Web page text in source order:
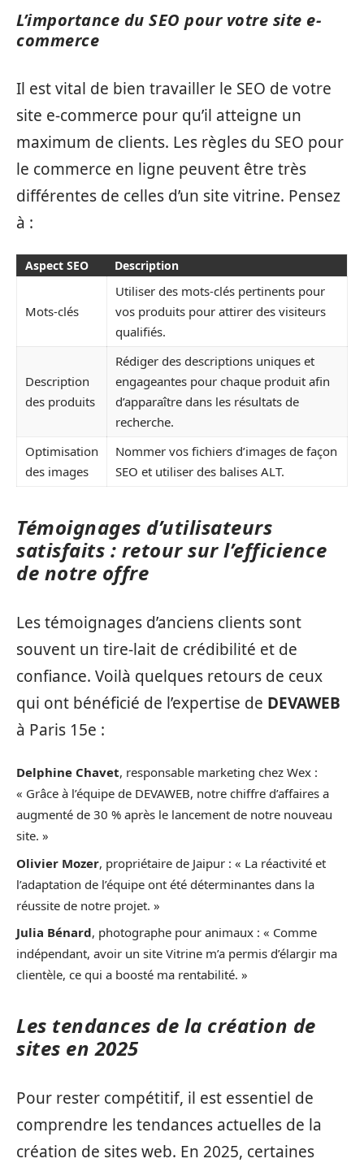
L’importance du SEO pour votre site e-
commerce
Il est vital de bien travailler le SEO de votre
site e-commerce pour qu’il atteigne un
maximum de clients. Les règles du SEO pour
le commerce en ligne peuvent être très
différentes de celles d’un site vitrine. Pensez
à :
Aspect SEO Description
Mots-clés
Utiliser des mots-clés pertinents pour
vos produits pour attirer des visiteurs
qualifiés.
Description
des produits
Rédiger des descriptions uniques et
engageantes pour chaque produit afin
d’apparaître dans les résultats de
recherche.
Optimisation
des images
Nommer vos fichiers d’images de façon
SEO et utiliser des balises ALT.
Témoignages d’utilisateurs
satisfaits : retour sur l’efficience
de notre offre
Les témoignages d’anciens clients sont
souvent un tire-lait de crédibilité et de
confiance. Voilà quelques retours de ceux
qui ont bénéficié de l’expertise de DEVAWEB
à Paris 15e :
Delphine Chavet, responsable marketing chez Wex :
« Grâce à l’équipe de DEVAWEB, notre chiffre d’affaires a
augmenté de 30 % après le lancement de notre nouveau
site. »
Olivier Mozer, propriétaire de Jaipur : « La réactivité et
l’adaptation de l’équipe ont été déterminantes dans la
réussite de notre projet. »
Julia Bénard, photographe pour animaux : « Comme
indépendant, avoir un site Vitrine m’a permis d’élargir ma
clientèle, ce qui a boosté ma rentabilité. »
Les tendances de la création de
sites en 2025
Pour rester compétitif, il est essentiel de
comprendre les tendances actuelles de la
création de sites web. En 2025, certaines